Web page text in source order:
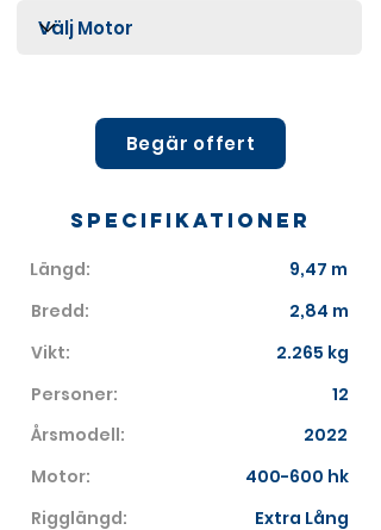
Begär offert
Specifikationer
Längd:
9,47 m
Bredd:
2,84 m
Vikt:
2.265 kg
Personer:
12
Årsmodell:
2022
Motor:
400-600 hk
Rigglängd:
Extra Lång